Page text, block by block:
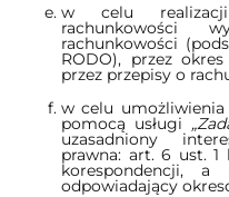
w celu
rachunkowości
rachunkowości
RODO), przez
przez przepisy o
w celu
pomocą usługi
uzasadniony
prawna: art. 6 ust. 1
korespondencji,
odpowiadający